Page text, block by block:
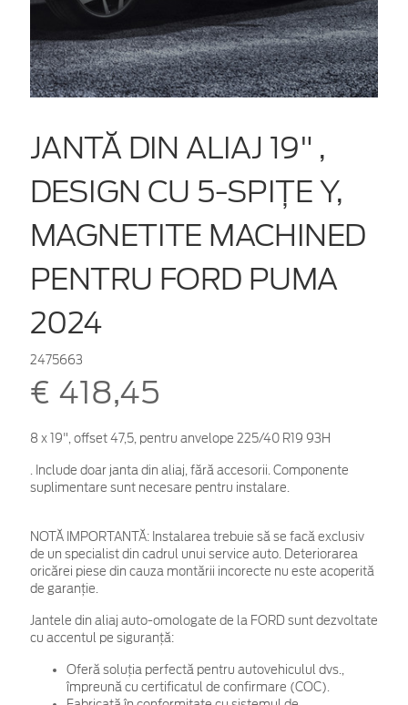
JANTĂ DIN ALIAJ 19" ,
DESIGN CU 5-SPIŢE Y,
MAGNETITE MACHINED
PENTRU FORD PUMA
2024
2475663
€ 418,45
8 x 19", offset 47,5, pentru anvelope 225/40 R19 93H
. Include doar janta din aliaj, fără accesorii. Componente
suplimentare sunt necesare pentru instalare.
NOTĂ IMPORTANTĂ: Instalarea trebuie să se facă exclusiv
de un specialist din cadrul unui service auto. Deteriorarea
oricărei piese din cauza montării incorecte nu este acoperită
de garanţie.
Jantele din aliaj auto-omologate de la FORD sunt dezvoltate
cu accentul pe siguranță:
Oferă soluția perfectă pentru autovehiculul dvs.,
împreună cu certificatul de confirmare (COC).